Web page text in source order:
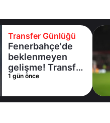
Transfer Günlüğü
Fenerbahçe'de
beklenmeyen
gelişme! Transfer
iptal oldu
1 gün önce